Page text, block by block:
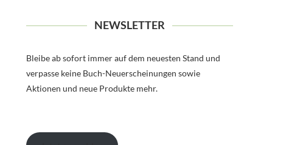
NEWSLETTER
Bleibe ab sofort immer auf dem neuesten Stand und
verpasse keine Buch-Neuerscheinungen sowie
Aktionen und neue Produkte mehr.